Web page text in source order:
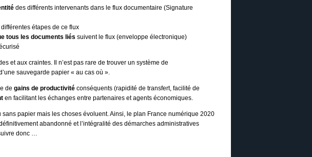
des différents intervenants dans le flux documentaire (Signature
différentes étapes de ce flux
tous les documents liés suivent le flux (enveloppe électronique)
et aux craintes. Il n’est pas rare de trouver un système de
sauvegarde papier « au cas où ».
de gains de productivité conséquents (rapidité de transfert, facilité de
en facilitant les échanges entre partenaires et agents économiques.
sans papier mais les choses évoluent. Ainsi, le plan France numérique 2020
abandonné et l’intégralité des démarches administratives
donc …